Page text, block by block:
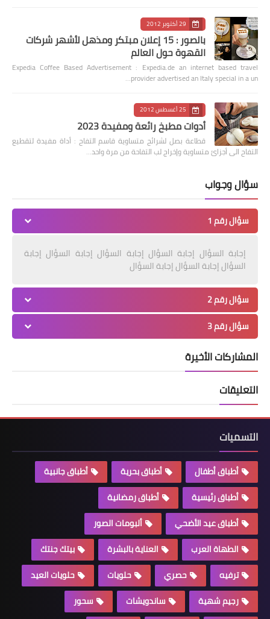
29 أكتوبر 2012
بالصور : 15 إعلان مبتكر ومذهل لأشهر شركات
القهوة حول العالم
Expedia Coffee Based Advertisement : Expedia.de an internet based travel
provider advertised an Italy special in a un…
25 أغسطس 2012
أدوات مطبخ رائعة ومفيدة 2023
قطاعة بصل لشرائح متساوية قاسم التفاح : أداة مفيدة لتقطيع
التفاح الى أجزائ متساوية وإخراج لب التفاحة من مرة واحد…
سؤال وجواب
سؤال رقم 1
إجابة السؤال إجابة السؤال إجابة السؤال إجابة السؤال إجابة
السؤال إجابة السؤال إجابة السؤال
سؤال رقم 2
سؤال رقم 3
المشاركات الأخيرة
التعليقات
التسميات
أطباق أطفال أطباق بحرية
أطباق جانبية
أطباق رئيسية
أطباق رمضانية
أطباق عيد الأضحي
ألبومات الصور
الطهاة العرب
العناية بالبشرة
بيتك جنتك
ترفيه
حصري حلويات
حلويات العيد
رجيم شهية
ساندويشات
سحور